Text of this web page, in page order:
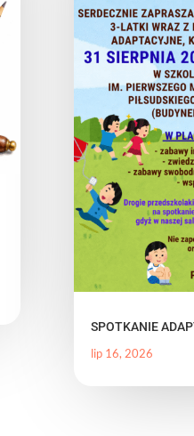
SPOTKANIE
lip 16, 2026